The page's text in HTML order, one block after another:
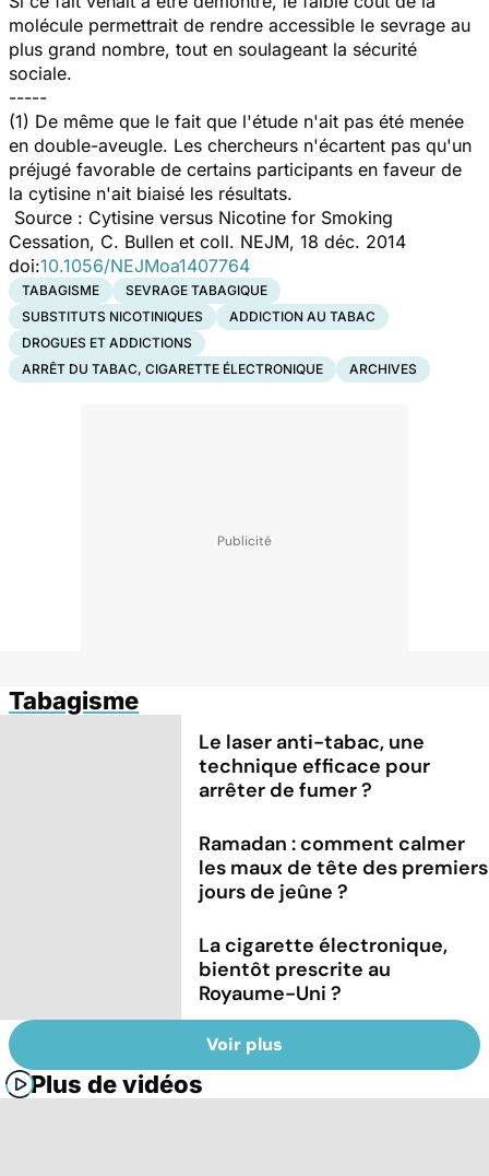
molécule permettrait de rendre accessible le sevrage au
plus grand nombre, tout en soulageant la sécurité
sociale.
-----
(1) De même que le fait que l'étude n'ait pas été menée
en double-aveugle. Les chercheurs n'écartent pas qu'un
préjugé favorable de certains participants en faveur de
la cytisine n'ait biaisé les résultats.
Source : Cytisine versus Nicotine for Smoking
Cessation, C. Bullen et coll. NEJM, 18 déc. 2014
doi:10.1056/NEJMoa1407764
TABAGISME
SEVRAGE TABAGIQUE
SUBSTITUTS NICOTINIQUES
ADDICTION AU TABAC
DROGUES ET ADDICTIONS
ARRÊT DU TABAC, CIGARETTE ÉLECTRONIQUE
ARCHIVES
Tabagisme
Le laser anti-tabac, une
technique efficace pour
arrêter de fumer ?
Ramadan : comment calmer
les maux de tête des premiers
jours de jeûne ?
La cigarette électronique,
bientôt prescrite au
Royaume-Uni ?
Voir plus
Plus de vidéos